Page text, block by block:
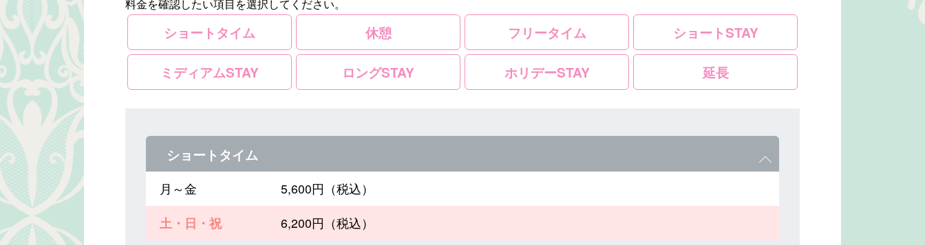
料金を確認したい項目を選択してください。
ショートタイム 休憩 フリータイム ショートSTAY
ミディアムSTAY ロングSTAY ホリデーSTAY 延長
ショートタイム
月～金
5,600円（税込）
土・日・祝
6,200円（税込）